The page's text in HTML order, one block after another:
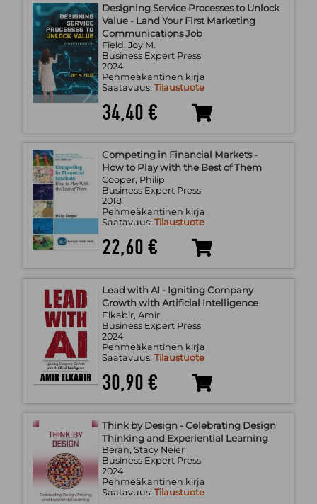
Designing Service Processes to Unlock
Value - Land Your First Marketing
Communications Job
Field, Joy M.
Business Expert Press
2024
Pehmeäkantinen kirja
Saatavuus: Tilaustuote
34,40 €
Competing in Financial Markets -
How to Play with the Best of Them
Cooper, Philip
Business Expert Press
2018
Pehmeäkantinen kirja
Saatavuus: Tilaustuote
22,60 €
Lead with AI - Igniting Company
Growth with Artificial Intelligence
Elkabir, Amir
Business Expert Press
2024
Pehmeäkantinen kirja
Saatavuus: Tilaustuote
30,90 €
Think by Design - Celebrating Design
Thinking and Experiential Learning
Beran, Stacy Neier
Business Expert Press
2024
Pehmeäkantinen kirja
Saatavuus: Tilaustuote